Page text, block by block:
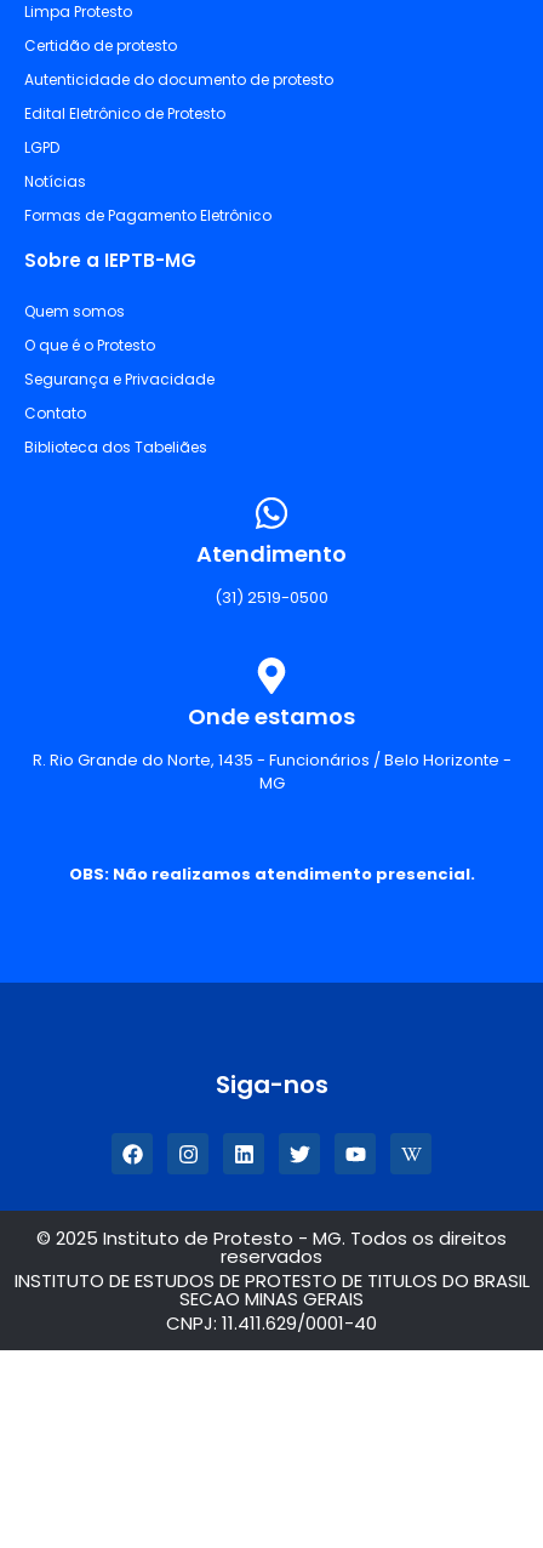
Limpa Protesto
Certidão de protesto
Autenticidade do documento de protesto
Edital Eletrônico de Protesto
LGPD
Notícias
Formas de Pagamento Eletrônico
Sobre a IEPTB-MG
Quem somos
O que é o Protesto
Segurança e Privacidade
Contato
Biblioteca dos Tabeliães
Atendimento
(31) 2519-0500
Onde estamos
R. Rio Grande do Norte, 1435 - Funcionários / Belo Horizonte -
MG
OBS: Não realizamos atendimento presencial.
Siga-nos
© 2025 Instituto de Protesto - MG. Todos os direitos
reservados
INSTITUTO DE ESTUDOS DE PROTESTO DE TITULOS DO BRASIL
SECAO MINAS GERAIS
CNPJ: 11.411.629/0001-40